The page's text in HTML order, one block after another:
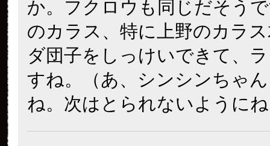
か。フクロウも同じだそう
のカラス、特に上野のカラ
ダ団子をしっけいできて、
すね。（あ、シンシンちゃ
ね。次はとられないように